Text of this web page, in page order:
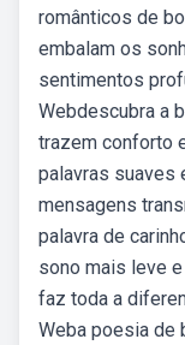
românticos de
embalam os
sentimentos
Webdescubra a
trazem conforto
palavras suaves
mensagens
palavra de
sono mais leve
faz toda a
Weba poesia de